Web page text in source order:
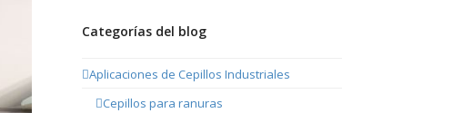
Categorías del blog
Aplicaciones de Cepillos Industriales
Cepillos para ranuras